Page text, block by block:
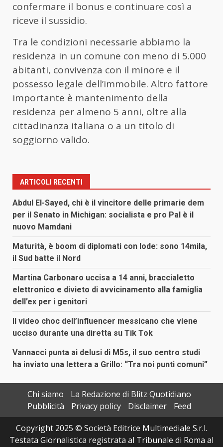
confermare il bonus e continuare così a
riceve il sussidio.
Tra le condizioni necessarie abbiamo la
residenza in un comune con meno di 5.000
abitanti, convivenza con il minore e il
possesso legale dell’immobile. Altro fattore
importante è mantenimento della
residenza per almeno 5 anni, oltre alla
cittadinanza italiana o a un titolo di
soggiorno valido.
ARTICOLI RECENTI
Abdul El-Sayed, chi è il vincitore delle primarie dem
per il Senato in Michigan: socialista e pro Pal è il
nuovo Mamdani
Maturità, è boom di diplomati con lode: sono 14mila,
il Sud batte il Nord
Martina Carbonaro uccisa a 14 anni, braccialetto
elettronico e divieto di avvicinamento alla famiglia
dell’ex per i genitori
Il video choc dell’influencer messicano che viene
ucciso durante una diretta su Tik Tok
Vannacci punta ai delusi di M5s, il suo centro studi
ha inviato una lettera a Grillo: “Tra noi punti comuni”
Chi siamo
La Redazione di Blitz Quotidiano
Pubblicità
Privacy policy Disclaimer
Feed
Copyright 2025 © Società Editrice Multimediale S.r.l.
Testata Giornalistica registrata al Tribunale di Roma al